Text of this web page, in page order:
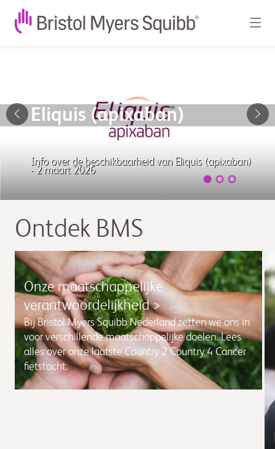
Squibb
-
biofarmaceutisch
bedrijf
Eliquis (apixaban)
Info over de beschikbaarheid van Eliquis (apixaban)
- 2 maart 2026
Ontdek BMS
Onze maatschappelijke
verantwoordelijkheid >
Bij Bristol Myers Squibb Nederland zetten we ons in
voor verschillende maatschappelijke doelen. Lees
alles over onze laatste Country 2 Country 4 Cancer
fietstocht.